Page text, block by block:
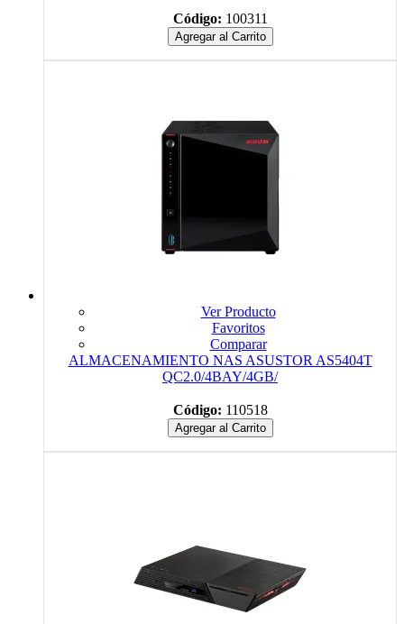
Código: 100311
Agregar al Carrito
Ver Producto
Favoritos
Comparar
ALMACENAMIENTO NAS ASUSTOR AS5404T
QC2.0/4BAY/4GB/
Código: 110518
Agregar al Carrito